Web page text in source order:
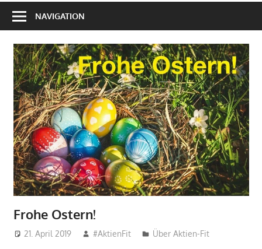
NAVIGATION
Frohe Ostern!
21. April 2019 #AktienFit Über Aktien-Fit